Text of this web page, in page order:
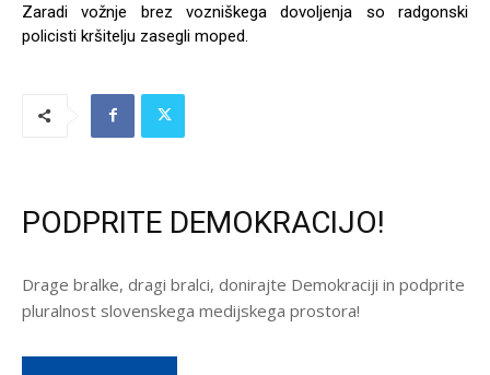
Zaradi vožnje brez vozniškega dovoljenja so radgonski
policisti kršitelju zasegli moped.
PODPRITE DEMOKRACIJO!
Drage bralke, dragi bralci, donirajte Demokraciji in podprite
pluralnost slovenskega medijskega prostora!